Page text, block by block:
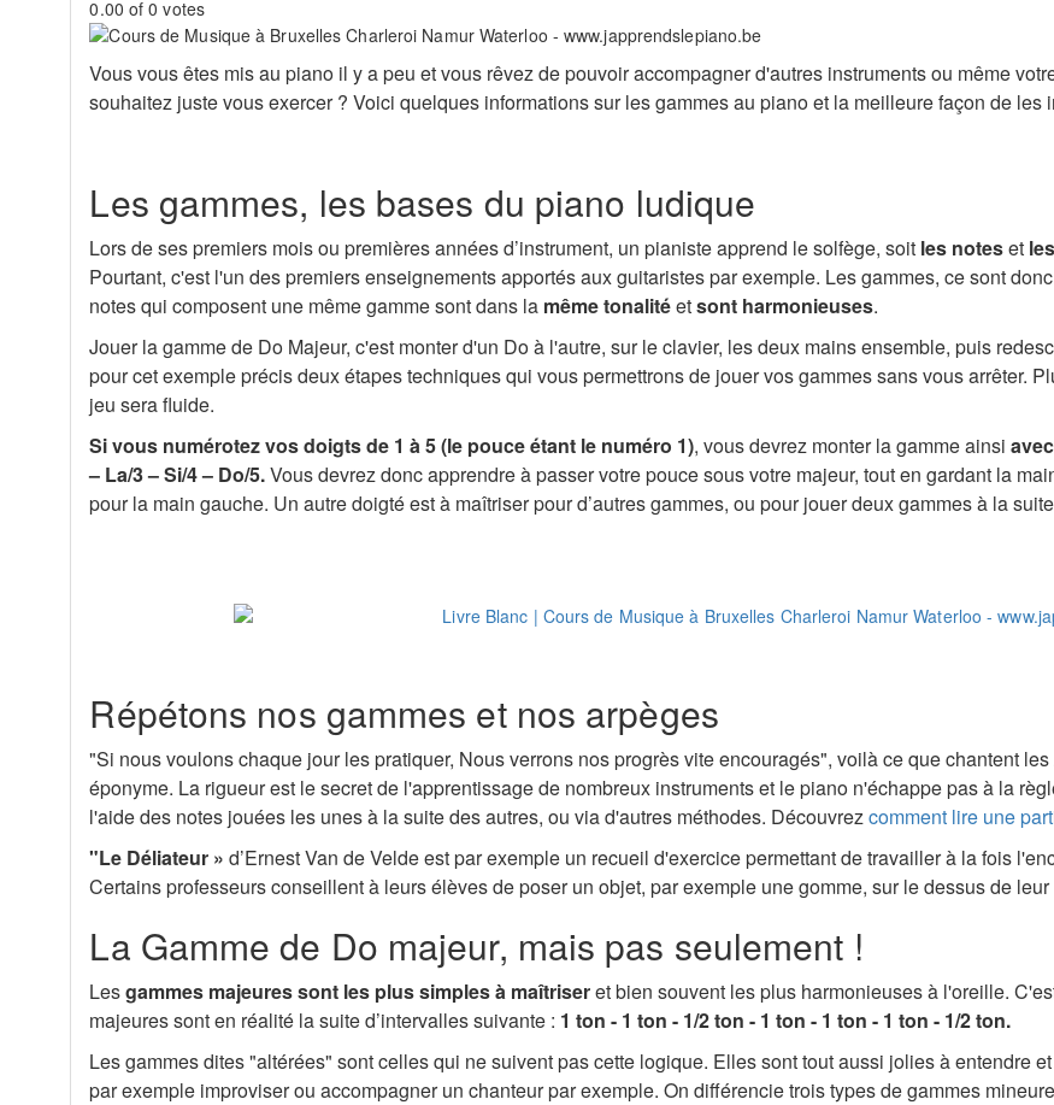
0.00 of 0 votes
Vous vous êtes mis au piano il y a peu et vous rêvez de pouvoir accompagner d'autres instruments ou même
souhaitez juste vous exercer ? Voici quelques informations sur les gammes au piano et la meilleure façon de les
Les gammes, les bases du piano ludique
Lors de ses premiers mois ou premières années d’instrument, un pianiste apprend le solfège, soit les noteset
Pourtant, c'est l'un des premiers enseignements apportés aux guitaristes par exemple. Les gammes, ce sont
notes qui composent une même gamme sont dans la même tonalitéetsont harmonieuses.
Jouer la gamme de Do Majeur, c'est monter d'un Do à l'autre, sur le clavier, les deux mains ensemble, puis
pour cet exemple précis deux étapes techniques qui vous permettrons de jouer vos gammes sans vous arrêter.
jeu sera fluide.
Si vous numérotez vos doigts de 1 à 5 (le pouce étant le numéro 1), vous devrez monter la gamme ainsi
– La/3 – Si/4 – Do/5.Vous devrez donc apprendre à passer votre pouce sous votre majeur, tout en gardant la
pour la main gauche. Un autre doigté est à maîtriser pour d’autres gammes, ou pour jouer deux gammes à la
Répétons nos gammes et nos arpèges
"Si nous voulons chaque jour les pratiquer, Nous verrons nos progrès vite encouragés", voilà ce que chantent
éponyme. La rigueur est le secret de l'apprentissage de nombreux instruments et le piano n'échappe pas à la
l'aide des notes jouées les unes à la suite des autres, ou via d'autres méthodes. Découvrezcomment lire une
"Le Déliateur »d’Ernest Van de Velde est par exemple un recueil d'exercice permettant de travailler à la fois
Certains professeurs conseillent à leurs élèves de poser un objet, par exemple une gomme, sur le dessus de
La Gamme de Do majeur, mais pas seulement !
Lesgammes majeures sont les plus simples à maîtriseret bien souvent les plus harmonieuses à l'oreille.
majeures sont en réalité la suite d’intervalles suivante : 1 ton - 1 ton - 1/2 ton - 1 ton - 1 ton - 1 ton - 1/2 ton.
Les gammes dites "altérées" sont celles qui ne suivent pas cette logique. Elles sont tout aussi jolies à entendre
par exemple improviser ou accompagner un chanteur par exemple. On différencie trois types de gammes